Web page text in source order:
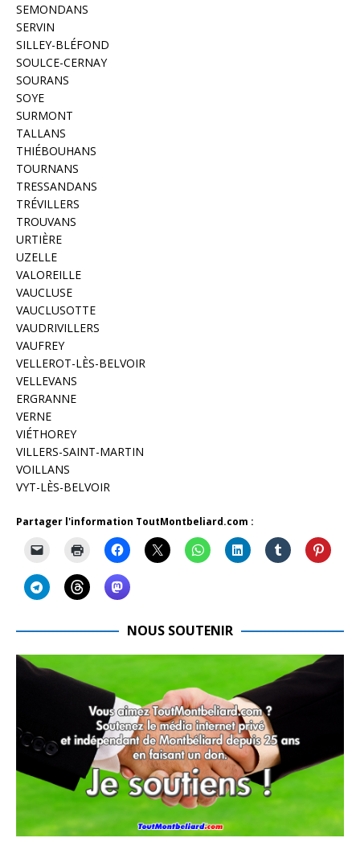
SEMONDANS
SERVIN
SILLEY-BLÉFOND
SOULCE-CERNAY
SOURANS
SOYE
SURMONT
TALLANS
THIÉBOUHANS
TOURNANS
TRESSANDANS
TRÉVILLERS
TROUVANS
URTIÈRE
UZELLE
VALOREILLE
VAUCLUSE
VAUCLUSOTTE
VAUDRIVILLERS
VAUFREY
VELLEROT-LÈS-BELVOIR
VELLEVANS
ERGRANNE
VERNE
VIÉTHOREY
VILLERS-SAINT-MARTIN
VOILLANS
VYT-LÈS-BELVOIR
Partager l'information ToutMontbeliard.com :
NOUS SOUTENIR